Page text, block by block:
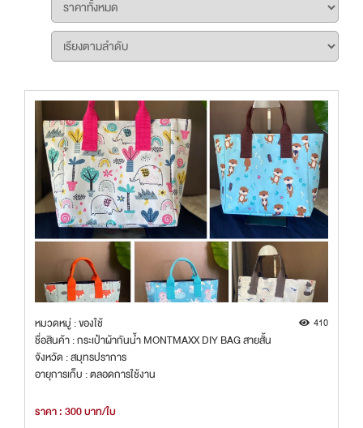
หมวดหมู่ : ของใช้ 410
ชื่อสินค้า : กระเป๋าผ้ากันน้ำ MONTMAXX DIY BAG สายสั้น
จังหวัด : สมุทรปราการ
อายุการเก็บ : ตลอดการใช้งาน
ราคา : 300 บาท/ใบ